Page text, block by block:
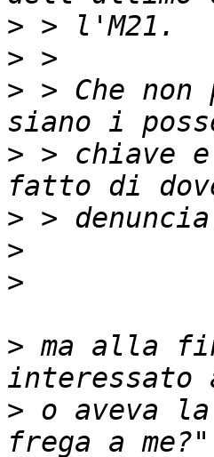
>
>
> > Che non
> > chiave
>
>
>
> ma alla
> o aveva